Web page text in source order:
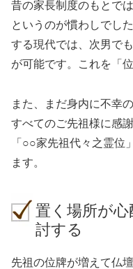
昔の家長制度のもとで
というのが慣わしでし
する現代では、次男で
が可能です。これを「
また、まだ身内に不幸
すべてのご先祖様に感
「○○家先祖代々之霊位
ます。
置く場所が
討する
先祖の位牌が増えて仏